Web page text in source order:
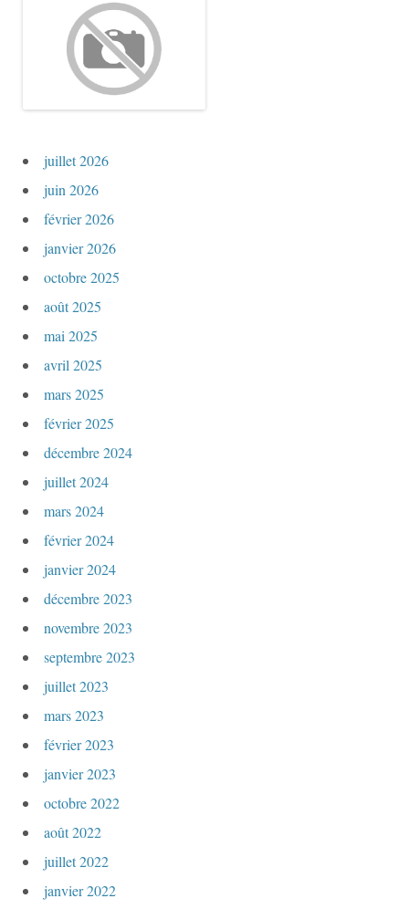
juillet 2026
juin 2026
février 2026
janvier 2026
octobre 2025
août 2025
mai 2025
avril 2025
mars 2025
février 2025
décembre 2024
juillet 2024
mars 2024
février 2024
janvier 2024
décembre 2023
novembre 2023
septembre 2023
juillet 2023
mars 2023
février 2023
janvier 2023
octobre 2022
août 2022
juillet 2022
janvier 2022